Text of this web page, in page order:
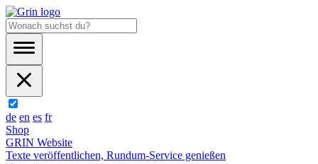
de en es fr
Shop
GRIN Website
Texte veröffentlichen, Rundum-Service genießen